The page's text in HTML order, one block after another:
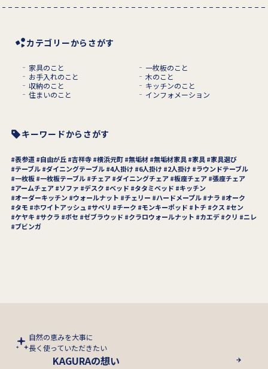
カテゴリーからさがす
家具のこと
一枚板のこと
お手入れのこと
木のこと
収納のこと
キッチンのこと
住まいのこと
インフォメーション
キーワードからさがす
表参道 自由が丘 吉祥寺 横浜元町 無垢材 無垢材家具 家具
家具選び
テーブル ダイニングテーブル 4人掛け 6人掛け 2人掛け
ラウンドテーブル
一枚板 一枚板テーブル チェア ダイニングチェア 板座チェア 張座チェア
アームチェア
ソファ デスク ベッド タタミベッド
キッチン
オーダーキッチン
ウォールナット チェリー ハードメープル ナラ
オーク
タモ
ホワイトアッシュ サペリ チーク モンキーポッド トチ クス
セン
ケヤキ
サクラ ボセ ゼブラウッド クラロウォールナット カエデ クリ
ニレ
ブビンガ
自然の恵みを大事に
長く使っていただきたい
KAGURAの想い